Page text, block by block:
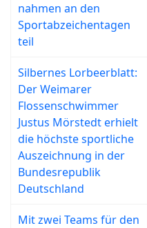
nahmen an den
Sportabzeichentagen
teil
Silbernes Lorbeerblatt:
Der Weimarer
Flossenschwimmer
Justus Mörstedt erhielt
die höchste sportliche
Auszeichnung in der
Bundesrepublik
Deutschland
Mit zwei Teams für den